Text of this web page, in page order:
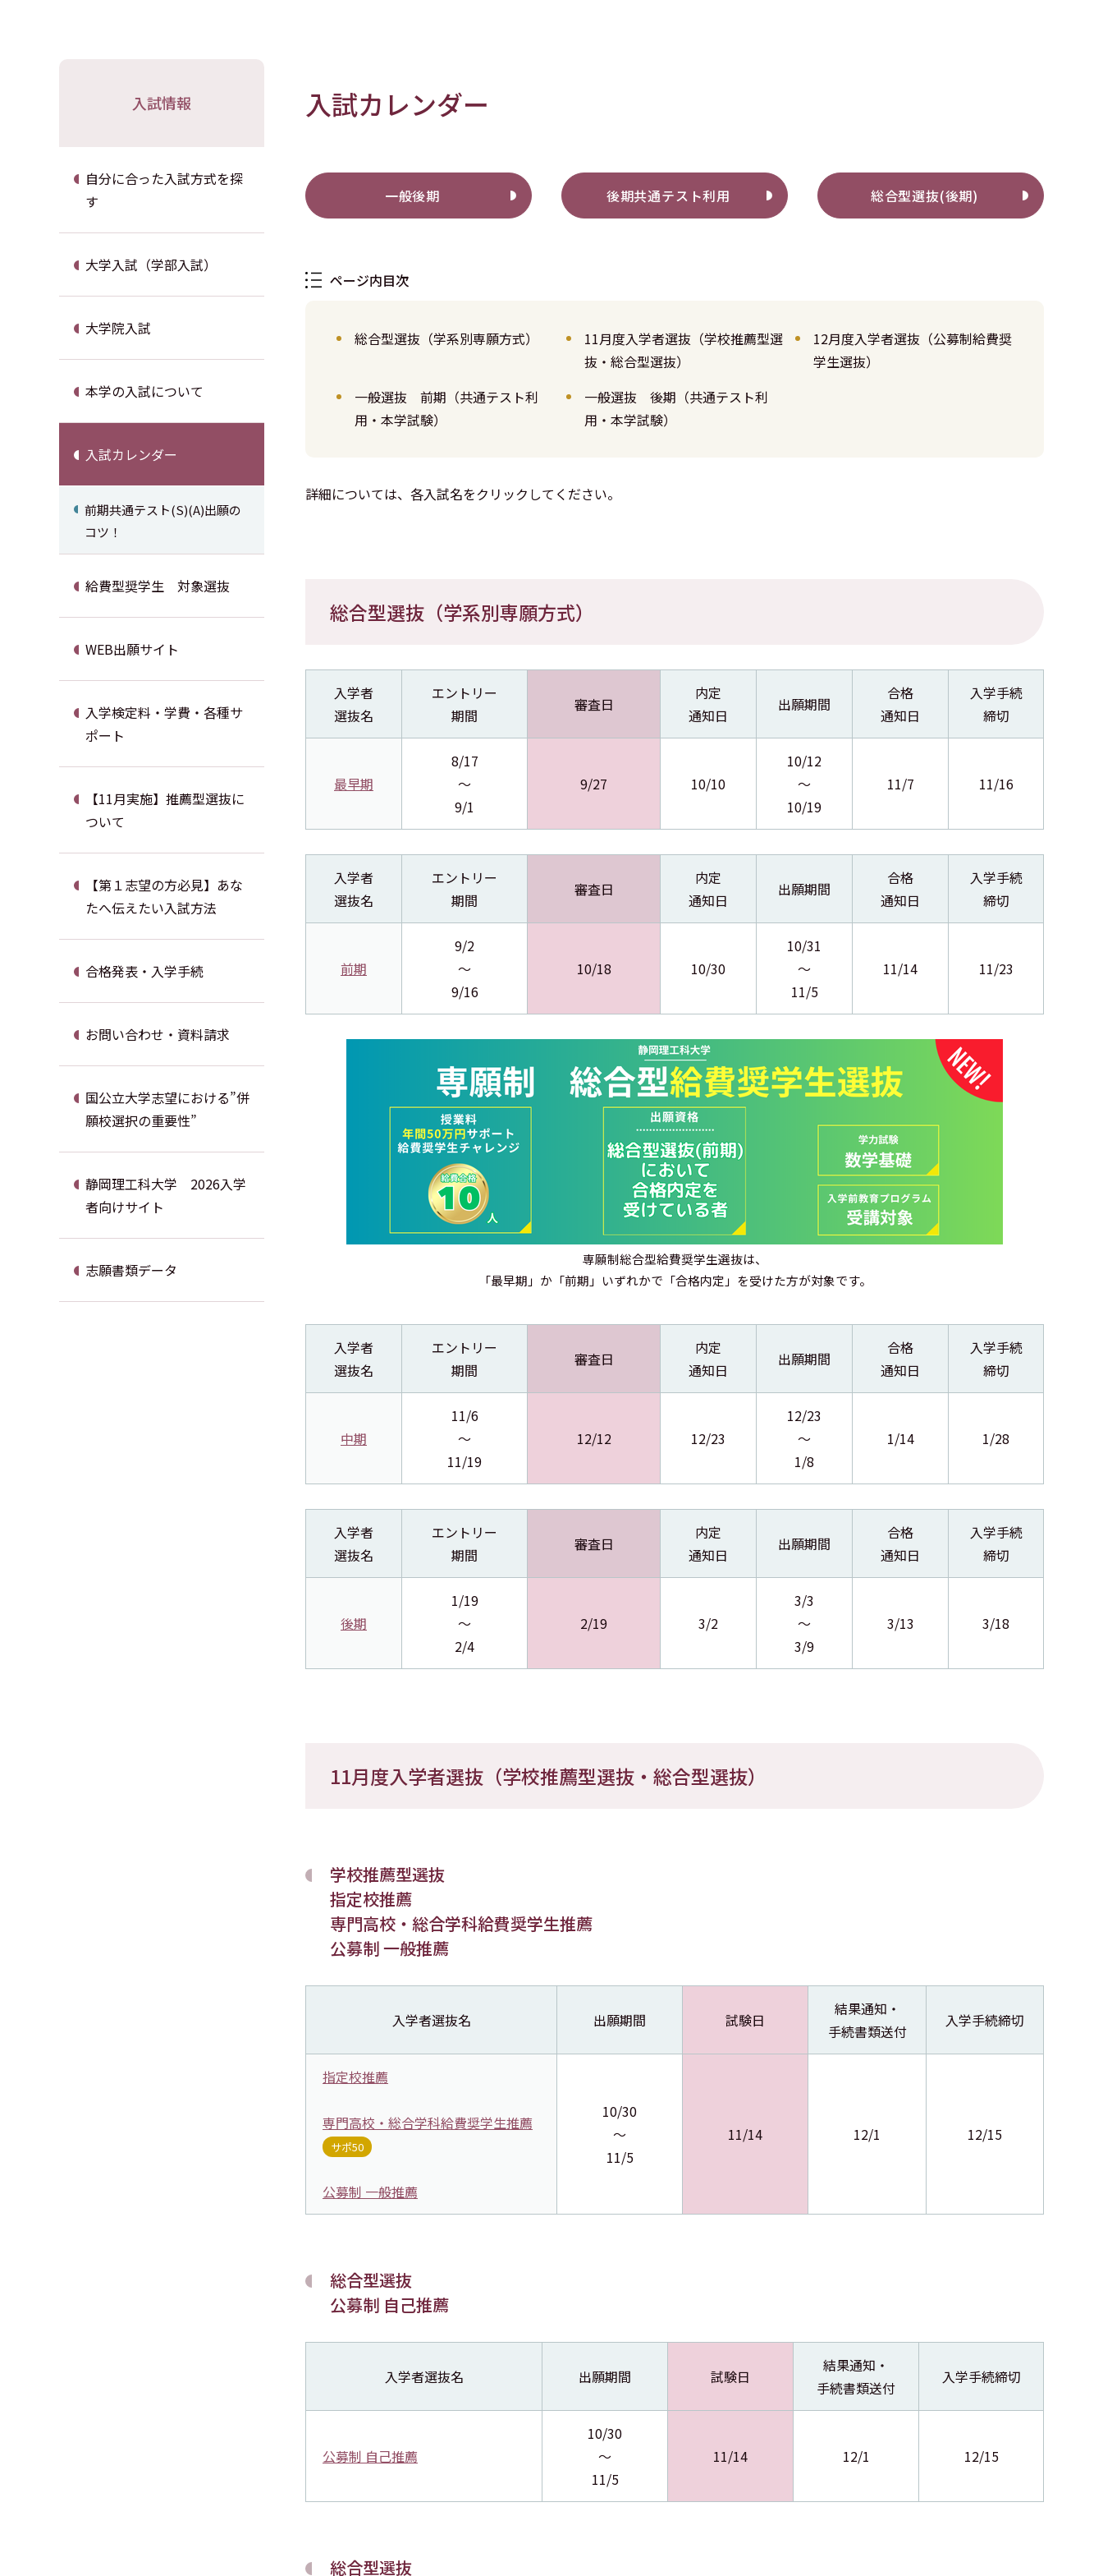
入試カレンダー
一般後期 後期共通テスト利用 総合型選抜(後期)
ページ内目次
総合型選抜（学系別専願方式）
11月度入学者選抜（学校推薦型選
抜・総合型選抜）
12月度入学者選抜（公募制給費奨
学生選抜）
一般選抜 前期（共通テスト利
用・本学試験）
一般選抜 後期（共通テスト利
用・本学試験）
詳細については、各入試名をクリックしてください。
総合型選抜（学系別専願方式）
入学者
選抜名
エントリー
期間
審査日
内定
通知日
出願期間
合格
通知日
入学手続
締切
最早期
8/17
～
9/1
9/27 10/10
10/12
～
10/19
11/7 11/16
入学者
選抜名
エントリー
期間
審査日
内定
通知日
出願期間
合格
通知日
入学手続
締切
前期
9/2
～
9/16
10/18 10/30
10/31
～
11/5
11/14 11/23
専願制総合型給費奨学生選抜は、
「最早期」か「前期」いずれかで「合格内定」を受けた方が対象です。
入学者
選抜名
エントリー
期間
審査日
内定
通知日
出願期間
合格
通知日
入学手続
締切
中期
11/6
～
11/19
12/12 12/23
12/23
～
1/8
1/14 1/28
入学者
選抜名
エントリー
期間
審査日
内定
通知日
出願期間
合格
通知日
入学手続
締切
後期
1/19
～
2/4
2/19 3/2
3/3
～
3/9
3/13 3/18
11月度入学者選抜（学校推薦型選抜・総合型選抜）
学校推薦型選抜
指定校推薦
専門高校・総合学科給費奨学生推薦
公募制 一般推薦
入学者選抜名 出願期間 試験日
結果通知・
手続書類送付
入学手続締切
指定校推薦
専門高校・総合学科給費奨学生推薦
サポ50
公募制 一般推薦
10/30
～
11/5
11/14 12/1 12/15
総合型選抜
公募制 自己推薦
入学者選抜名 出願期間 試験日
結果通知・
手続書類送付
入学手続締切
公募制 自己推薦
10/30
～
11/5
11/14 12/1 12/15
総合型選抜
入試情報
自分に合った入試方式を探
す
大学入試（学部入試）
大学院入試
本学の入試について
入試カレンダー
前期共通テスト(S)(A)出願の
コツ！
給費型奨学生 対象選抜
WEB出願サイト
入学検定料・学費・各種サ
ポート
【11月実施】推薦型選抜に
ついて
【第１志望の方必見】あな
たへ伝えたい入試方法
合格発表・入学手続
お問い合わせ・資料請求
国公立大学志望における”併
願校選択の重要性”
静岡理工科大学 2026入学
者向けサイト
志願書類データ